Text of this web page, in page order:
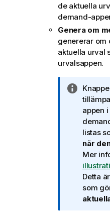
de aktuella
demand-
Genera om
genererar om
aktuella urval
urvalsappen.
A
n
t
e
c
k
n
i
n
g
o
appen
listas
när
Mer
Detta
som